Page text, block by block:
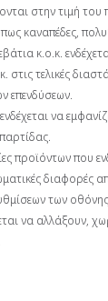
στην τιμή του
καναπέδες,
κ.ο.κ.
στις τελικές
επενδύσεων.
να
προϊόντων που
διαφορές
των
να αλλάξουν,